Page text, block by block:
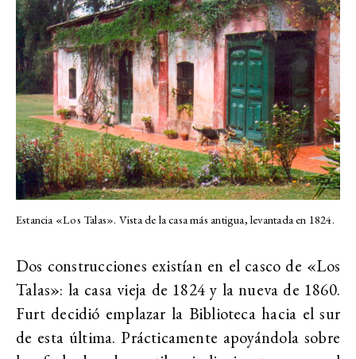
Estancia «Los Talas». Vista de la casa más antigua, levantada en 1824.
Dos construcciones existían en el casco de «Los
Talas»: la casa vieja de 1824 y la nueva de 1860.
Furt decidió emplazar la Biblioteca hacia el sur
de esta última. Prácticamente apoyándola sobre